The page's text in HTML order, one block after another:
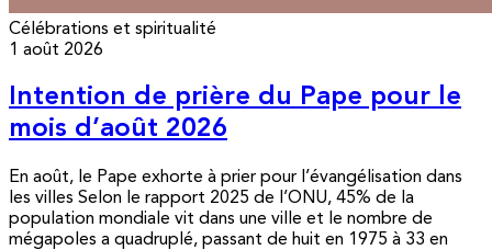
Célébrations et spiritualité
1 août 2026
Intention de prière du Pape pour le
mois d’août 2026
En août, le Pape exhorte à prier pour l’évangélisation dans
les villes Selon le rapport 2025 de l’ONU, 45% de la
population mondiale vit dans une ville et le nombre de
mégapoles a quadruplé, passant de huit en 1975 à 33 en